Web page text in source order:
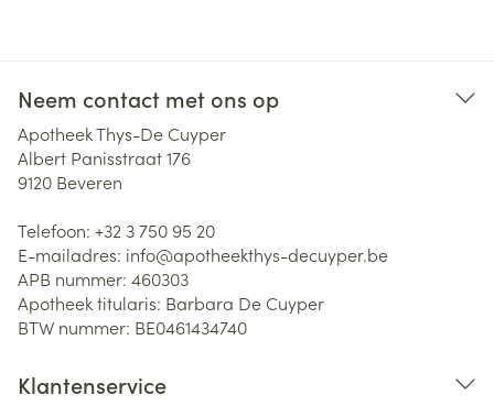
Neem contact met ons op
Apotheek Thys-De Cuyper
Albert Panisstraat 176
9120 Beveren
Telefoon: +32 3 750 95 20
E-mailadres: info@apotheekthys-decuyper.be
APB nummer: 460303
Apotheek titularis: Barbara De Cuyper
BTW nummer: BE0461434740
Klantenservice